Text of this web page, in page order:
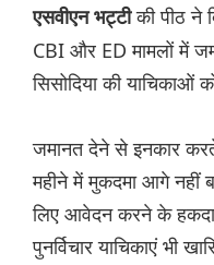
एसवीएन भट्टीकी पीठ ने
CBI और ED मामलों में
सिसोदिया की याचिकाओं
जमानत देने से इनकार
महीने में मुकदमा आगे नहीं
लिए आवेदन करने के
पुनर्विचार याचिकाएं भी